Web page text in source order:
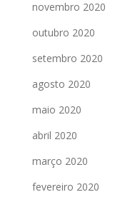
novembro 2020
outubro 2020
setembro 2020
agosto 2020
maio 2020
abril 2020
março 2020
fevereiro 2020